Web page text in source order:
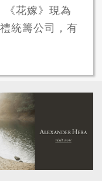
《花嫁》現為
統籌公司，有